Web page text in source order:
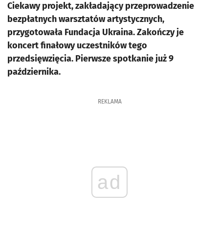
Ciekawy projekt, zakładający przeprowadzenie
bezpłatnych warsztatów artystycznych,
przygotowała Fundacja Ukraina. Zakończy je
koncert finałowy uczestników tego
przedsięwzięcia. Pierwsze spotkanie już 9
października.
REKLAMA
ad